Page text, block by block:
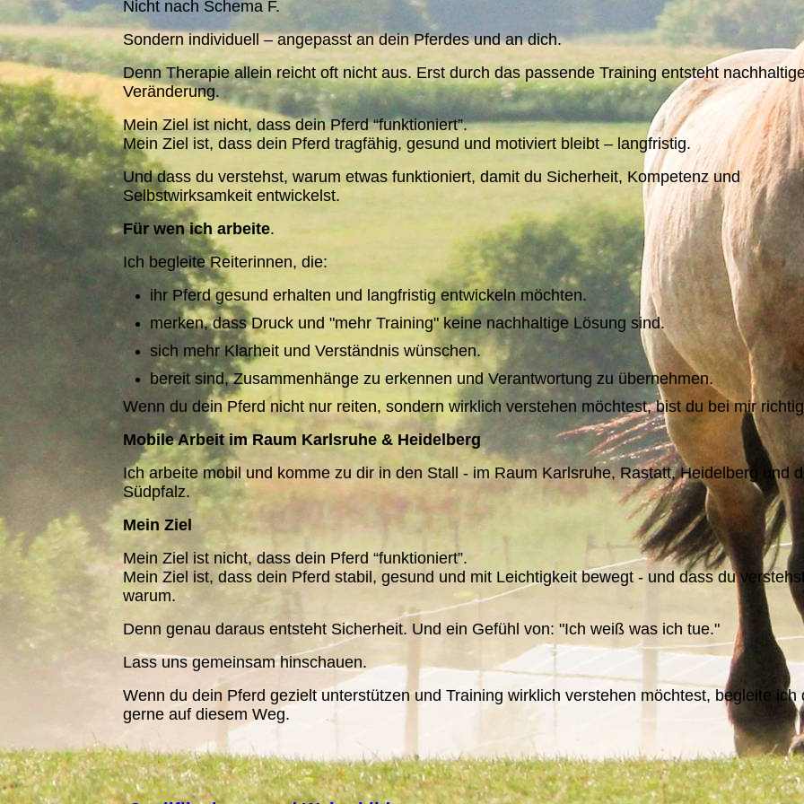
Nicht nach Schema F.
Sondern individuell – angepasst an dein Pferdes und an dich.
Denn Therapie allein reicht oft nicht aus. Erst durch das passende Training entsteht
Veränderung.
Mein Ziel ist nicht, dass dein Pferd “funktioniert”.
Mein Ziel ist, dass dein Pferd tragfähig, gesund und motiviert bleibt – langfristig.
Und dass du verstehst, warum etwas funktioniert, damit du Sicherheit, Kompetenz und
Selbstwirksamkeit entwickelst.
Für wen ich arbeite.
Ich begleite Reiterinnen, die:
ihr Pferd gesund erhalten und langfristig entwickeln möchten.
merken, dass Druck und "mehr Training" keine nachhaltige Lösung sind.
sich mehr Klarheit und Verständnis wünschen.
bereit sind, Zusammenhänge zu erkennen und Verantwortung zu übernehmen.
Wenn du dein Pferd nicht nur reiten, sondern wirklich verstehen möchtest, bist du bei mir
Mobile Arbeit im Raum Karlsruhe & Heidelberg
Ich arbeite mobil und komme zu dir in den Stall - im Raum Karlsruhe, Rastatt, Heidelberg und
Südpfalz.
Mein Ziel
Mein Ziel ist nicht, dass dein Pferd “funktioniert”.
Mein Ziel ist, dass dein Pferd stabil, gesund und mit Leichtigkeit bewegt - und dass du
warum.
Denn genau daraus entsteht Sicherheit. Und ein Gefühl von: "Ich weiß was ich tue."
Lass uns gemeinsam hinschauen.
Wenn du dein Pferd gezielt unterstützen und Training wirklich verstehen möchtest, begleite ich
gerne auf diesem Weg.